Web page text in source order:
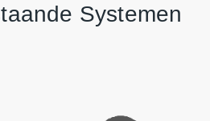
Systemen